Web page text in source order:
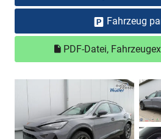
Fahrzeug
PDF-Datei,